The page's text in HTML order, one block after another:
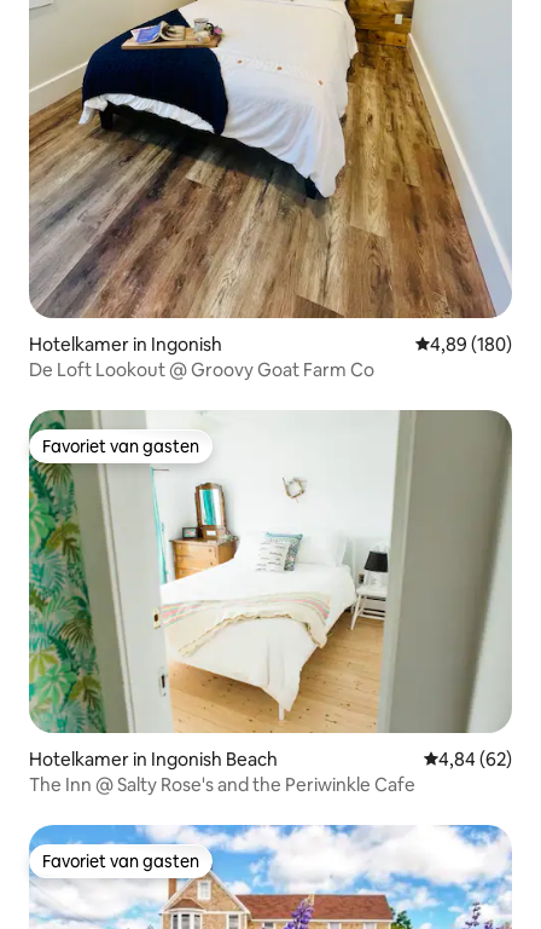
Hotelkamer in Ingonish Gemiddelde
4,89 (180)
De Loft Lookout @ Groovy Goat Farm Co
Favoriet van gasten
Favoriet van gasten
Hotelkamer in Ingonish Beach Gemiddelde
4,84 (62)
The Inn @ Salty Rose's and the Periwinkle Cafe
Favoriet van gasten
Favoriet van gasten